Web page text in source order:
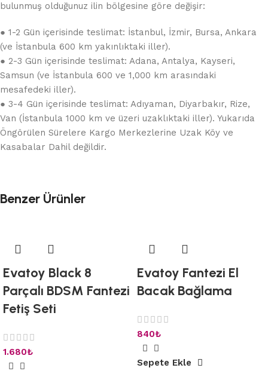
bulunmuş olduğunuz ilin bölgesine göre değişir:
● 1-2 Gün içerisinde teslimat: İstanbul, İzmir, Bursa, Ankara
(ve İstanbula 600 km yakınlıktaki iller).
● 2-3 Gün içerisinde teslimat: Adana, Antalya, Kayseri,
Samsun (ve İstanbula 600 ve 1,000 km arasındaki
mesafedeki iller).
● 3-4 Gün içerisinde teslimat: Adıyaman, Diyarbakır, Rize,
Van (İstanbula 1000 km ve üzeri uzaklıktaki iller). Yukarıda
Öngörülen Sürelere Kargo Merkezlerine Uzak Köy ve
Kasabalar Dahil değildir.
Benzer Ürünler
Evatoy Black 8
Parçalı BDSM Fantezi
Fetiş Seti
1.680₺
Evatoy Fantezi El
Bacak Bağlama
840₺
Sepete Ekle